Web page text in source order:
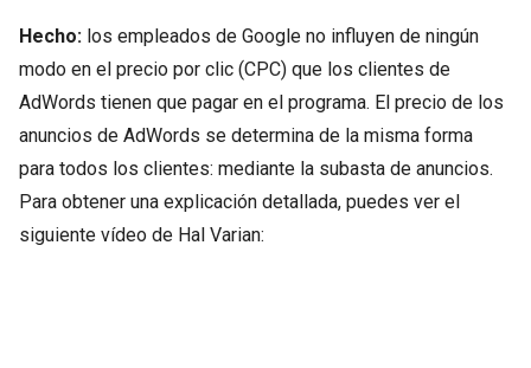
Hecho: los empleados de Google no influyen de ningún
modo en el precio por clic (CPC) que los clientes de
AdWords tienen que pagar en el programa. El precio de los
anuncios de AdWords se determina de la misma forma
para todos los clientes: mediante la subasta de anuncios.
Para obtener una explicación detallada, puedes ver el
siguiente vídeo de Hal Varian: